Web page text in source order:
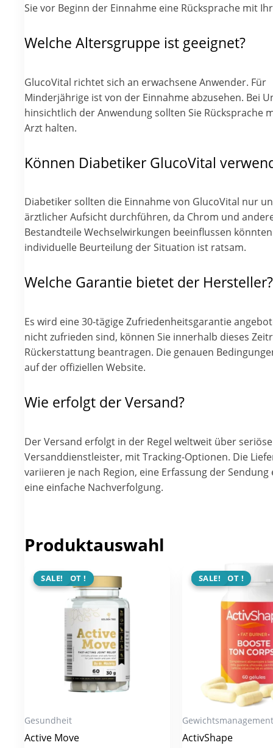
Sie vor Beginn der Einnahme eine Rücksprache mit
Welche Altersgruppe ist geeignet?
GlucoVital richtet sich an erwachsene Anwender. Für
Minderjährige ist von der Einnahme abzusehen. Bei
hinsichtlich der Anwendung sollten Sie Rücksprache
Arzt halten.
Können Diabetiker GlucoVital
Diabetiker sollten die Einnahme von GlucoVital nur
ärztlicher Aufsicht durchführen, da Chrom und
Bestandteile Wechselwirkungen beeinflussen
individuelle Beurteilung der Situation ist ratsam.
Welche Garantie bietet der Hersteller?
Es wird eine 30-tägige Zufriedenheitsgarantie
nicht zufrieden sind, können Sie innerhalb dieses
Rückerstattung beantragen. Die genauen
auf der offiziellen Website.
Wie erfolgt der Versand?
Der Versand erfolgt in der Regel weltweit über seriöse
Versanddienstleister, mit Tracking-Optionen. Die
variieren je nach Region, eine Erfassung der
eine einfache Nachverfolgung.
Produktauswahl
ANGEBOT !
SALE!
Gesundheit
Active Move
ANGEBOT !
SALE!
Gewichtsmanagement
ActivShape